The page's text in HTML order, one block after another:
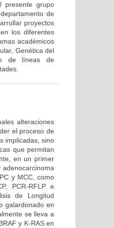
presente grupo
de
proyectos
los diferentes
académicos
Genética del
de líneas de
alteraciones
el proceso de
implicadas, sino
que permitan
en un primer
y MCC, como
PCR-RFLP e
de Longitud
galardonado en
se lleva a
y K-RAS en